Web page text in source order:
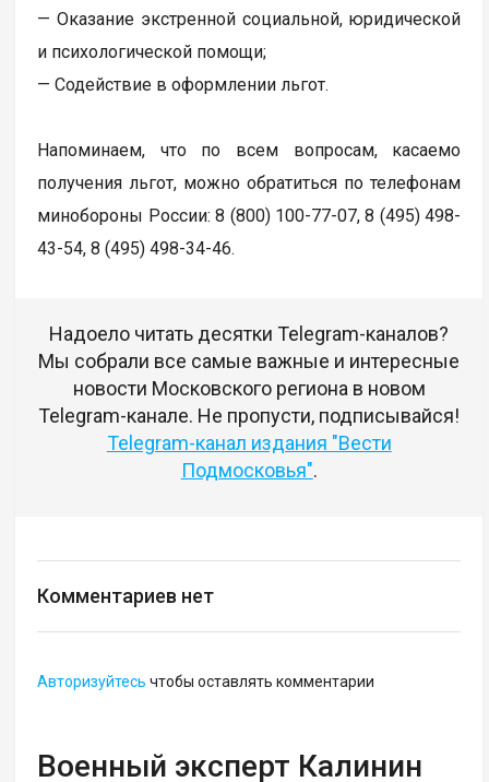
— Оказание экстренной социальной, юридической
и психологической помощи;
— Содействие в оформлении льгот.
Напоминаем, что по всем вопросам, касаемо
получения льгот, можно обратиться по телефонам
минобороны России: 8 (800) 100-77-07, 8 (495) 498-
43-54, 8 (495) 498-34-46.
Надоело читать десятки Telegram-каналов?
Мы собрали все самые важные и интересные
новости Московского региона в новом
Telegram-канале. Не пропусти, подписывайся!
Telegram-канал издания "Вести
Подмосковья".
Комментариев нет
Авторизуйтесь чтобы оставлять комментарии
Военный эксперт Калинин